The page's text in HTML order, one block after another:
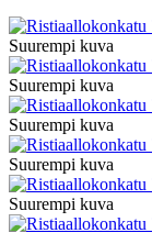
Suurempi kuva
Suurempi kuva
Suurempi kuva
Suurempi kuva
Suurempi kuva